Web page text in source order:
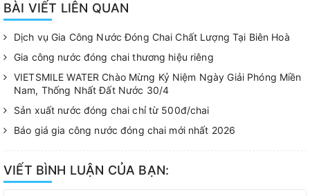
BÀI VIẾT LIÊN QUAN
Dịch vụ Gia Công Nước Đóng Chai Chất Lượng Tại Biên Hoà
Gia công nước đóng chai thương hiệu riêng
VIETSMILE WATER Chào Mừng Kỷ Niệm Ngày Giải Phóng Miền
Nam, Thống Nhất Đất Nước 30/4
Sản xuất nước đóng chai chỉ từ 500đ/chai
Báo giá gia công nước đóng chai mới nhất 2026
VIẾT BÌNH LUẬN CỦA BẠN: